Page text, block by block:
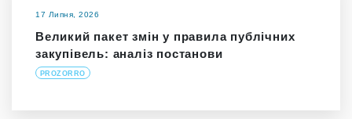
17 Липня, 2026
Великий пакет змін у правила публічних
закупівель: аналіз постанови
PROZORRO